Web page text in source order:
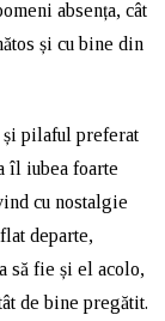
absența, cât
și cu bine din
și pilaful preferat
îl iubea foarte
cu nostalgie
departe,
să fie și el acolo,
de bine pregătit.